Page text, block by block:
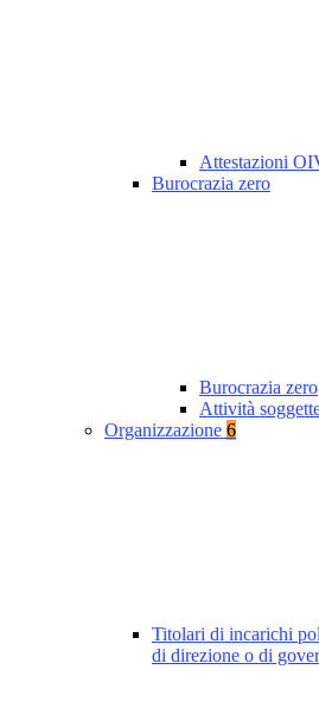
Attestazioni
Burocrazia zero
Burocrazia zero
Attività
Organizzazione 6
Titolari di incarichi
di direzione o di